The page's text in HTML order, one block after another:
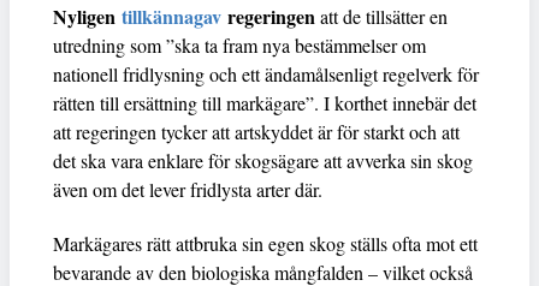
Nyligen tillkännagav regeringenatt de tillsätter en
utredning som ”ska ta fram nya bestämmelser om
nationell fridlysning och ett ändamålsenligt regelverk för
rätten till ersättning till markägare”. I korthet innebär det
att regeringen tycker att artskyddet är för starkt och att
det ska vara enklare för skogsägare att avverka sin skog
även om det lever fridlysta arter där.
Markägares rätt attbruka sin egen skog ställs ofta mot ett
bevarande av den biologiska mångfalden – vilket också